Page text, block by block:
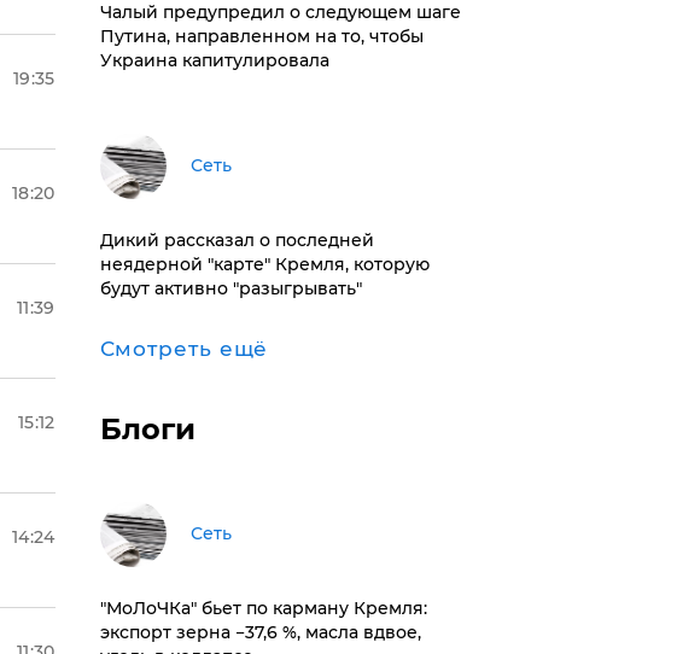
19:35
18:20
11:39
15:12
14:24
Чалый предупредил о следующем шаге
Путина, направленном на то, чтобы
Украина капитулировала
Сеть
Дикий рассказал о последней
неядерной "карте" Кремля, которую
будут активно "разыгрывать"
Смотреть ещё
Блоги
Сеть
​"МоЛоЧКа" бьет по карману Кремля:
экспорт зерна −37,6 %, масла вдвое,